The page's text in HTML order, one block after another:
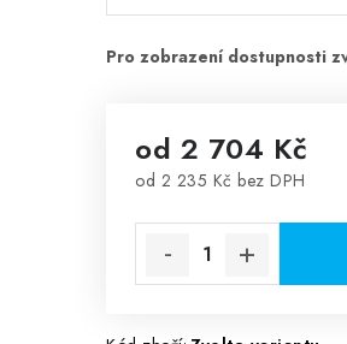
od 2 704 Kč
od 2 235 Kč bez DPH